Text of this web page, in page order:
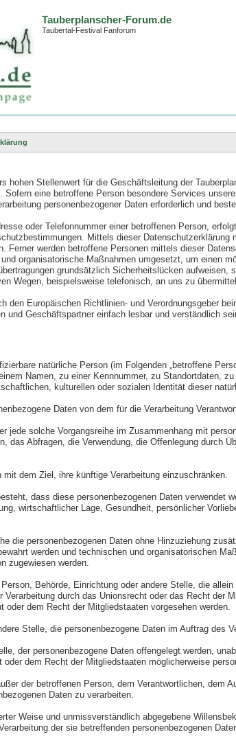
Tauberplanscher-Forum.de
Taubertal-Festival Fanforum
Stellenwert für die Geschäftsleitung der
eine betroffene Person besondere Services
personenbezogener Daten erforderlich und
oder Telefonnummer einer betroffenen Person,
Mittels dieser
werden betroffene Personen mittels dieser
organisatorische Maßnahmen umgesetzt, um einen
grundsätzlich Sicherheitslücken
Wegen, beispielsweise telefonisch, an uns zu
Europäischen Richtlinien- und Verordnungsgeber
Geschäftspartner einfach lesbar und verständlich
natürliche Person (im Folgenden „betroffene
Namen, zu einer Kennnummer, zu Standortdaten,
kulturellen oder sozialen Identität dieser
Daten von dem für die Verarbeitung
jede solche Vorgangsreihe im Zusammenhang mit
Abfragen, die Verwendung, die Offenlegung durch
dem Ziel, ihre künftige Verarbeitung einzuschränken.
dass diese personenbezogenen Daten verwendet
wirtschaftlicher Lage, Gesundheit, persönlicher
die personenbezogenen Daten ohne Hinzuziehung
werden und technischen und organisatorischen
zugewiesen werden.
Behörde, Einrichtung oder andere Stelle, die
durch das Unionsrecht oder das Recht der
dem Recht der Mitgliedstaaten vorgesehen werden.
Stelle, die personenbezogene Daten im Auftrag des
der personenbezogene Daten offengelegt werden,
dem Recht der Mitgliedstaaten möglicherweise
der betroffenen Person, dem Verantwortlichen, dem
Daten zu verarbeiten.
Weise und unmissverständlich abgegebene
der sie betreffenden personenbezogenen